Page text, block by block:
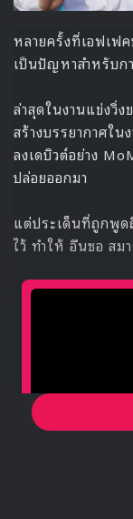
รายการ Idol
4 พฤศจิกายน ติดต